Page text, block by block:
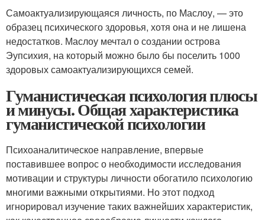
Самоактуализирующаяся личность, по Маслоу, — это
образец психического здоровья, хотя она и не лишена
недостатков. Маслоу мечтал о создании острова
Эупсихия, на который можно было бы поселить 1000
здоровых самоактуализирующихся семей.
Гуманистическая психология плюсы
и минусы. Общая характеристика
гуманистической психологии
Психоаналитическое направление, впервые
поставившее вопрос о необходимости исследования
мотивации и структуры личности обогатило психологию
многими важными открытиями. Но этот подход
игнорировал изучение таких важнейших характеристик,